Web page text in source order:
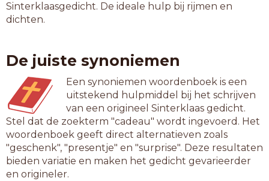
Sinterklaasgedicht. De ideale hulp bij rijmen en
dichten.
De juiste synoniemen
Een synoniemen woordenboek is een
uitstekend hulpmiddel bij het schrijven
van een origineel Sinterklaas gedicht.
Stel dat de zoekterm "cadeau" wordt ingevoerd. Het
woordenboek geeft direct alternatieven zoals
"geschenk", "presentje" en "surprise". Deze resultaten
bieden variatie en maken het gedicht gevarieerder
en origineler.